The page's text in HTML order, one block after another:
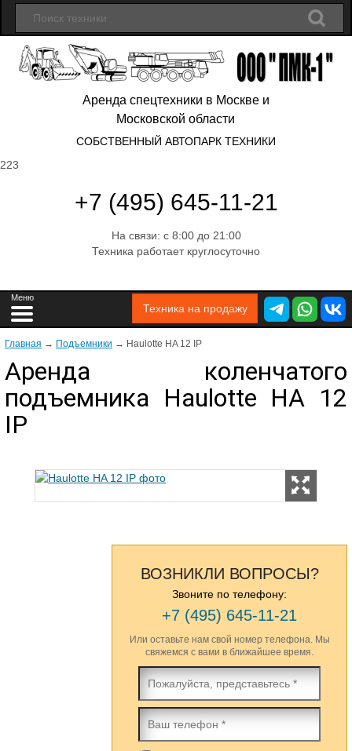
Аренда спецтехники в Москве и
Московской области
СОБСТВЕННЫЙ АВТОПАРК ТЕХНИКИ
223
+7 (495) 645-11-21
На связи: с 8:00 до 21:00
Техника работает круглосуточно
Техника на продажу
Главная → Подъемники → Hаulоttе НA 12 IP
Аренда коленчатого
подъемника Hаulоttе НA 12
IP
ВОЗНИКЛИ ВОПРОСЫ?
Звоните по телефону:
+7 (495) 645-11-21
Или оставьте нам свой номер телефона. Мы
свяжемся с вами в ближайшее время.